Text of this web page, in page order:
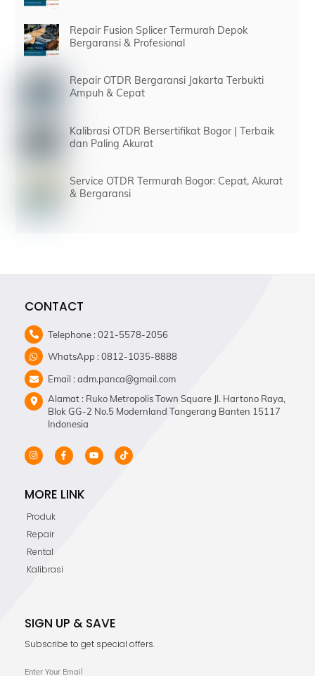
Repair Fusion Splicer Termurah Depok
Bergaransi & Profesional
Repair OTDR Bergaransi Jakarta Terbukti
Ampuh & Cepat
Kalibrasi OTDR Bersertifikat Bogor | Terbaik
dan Paling Akurat
Service OTDR Termurah Bogor: Cepat, Akurat
& Bergaransi
CONTACT
Telephone : 021-5578-2056
WhatsApp : 0812-1035-8888
Email : adm.panca@gmail.com
Alamat : Ruko Metropolis Town Square Jl. Hartono Raya,
Blok GG-2 No.5 Modernland Tangerang Banten 15117
Indonesia
MORE LINK
Produk
Repair
Rental
Kalibrasi
SIGN UP & SAVE
Subscribe to get special offers.